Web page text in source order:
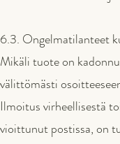
6.3. Ongelmatilanteet
Mikäli tuote on
välittömästi
Ilmoitus virheellisestä
vioittunut postissa, on